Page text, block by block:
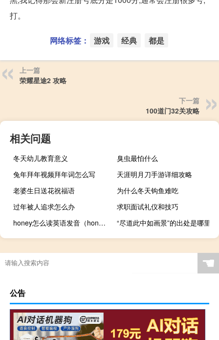
打。
网络标签： 游戏 经典 都是
上一篇
荣耀星途2 攻略
下一篇
100道门32关攻略
相关问题
冬天幼儿教育意义
臭虫最怕什么
兔年拜年视频拜年词怎么写
天涯明月刀手游详细攻略
老婆生日送花祝福语
为什么冬天钩鱼难吃
过年被人追求怎么办
求职面试礼仪和技巧
honey怎么读英语发音（honey怎么读英语）
“尽道此中如画景”的出处是哪里
☚
公告